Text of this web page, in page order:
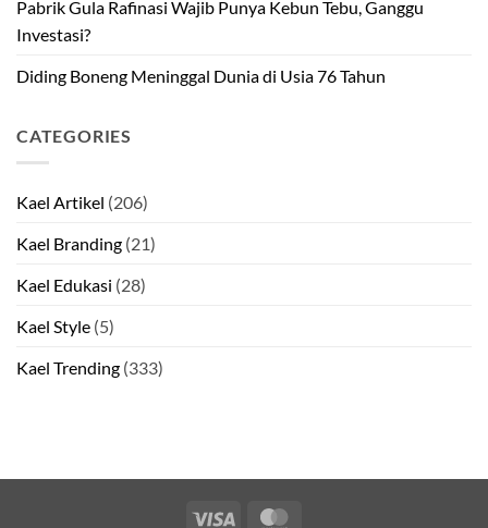
Pabrik Gula Rafinasi Wajib Punya Kebun Tebu, Ganggu
Investasi?
Diding Boneng Meninggal Dunia di Usia 76 Tahun
CATEGORIES
Kael Artikel (206)
Kael Branding (21)
Kael Edukasi (28)
Kael Style (5)
Kael Trending (333)
Visa